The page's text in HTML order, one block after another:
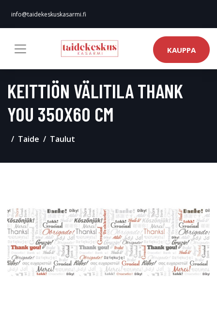
info@taidekeskuskasarmi.fi
KAUPPA
KEITTIÖN VÄLITILA THANK
YOU 350X60 CM
Taide Taulut